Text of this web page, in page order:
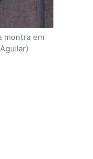
montra em